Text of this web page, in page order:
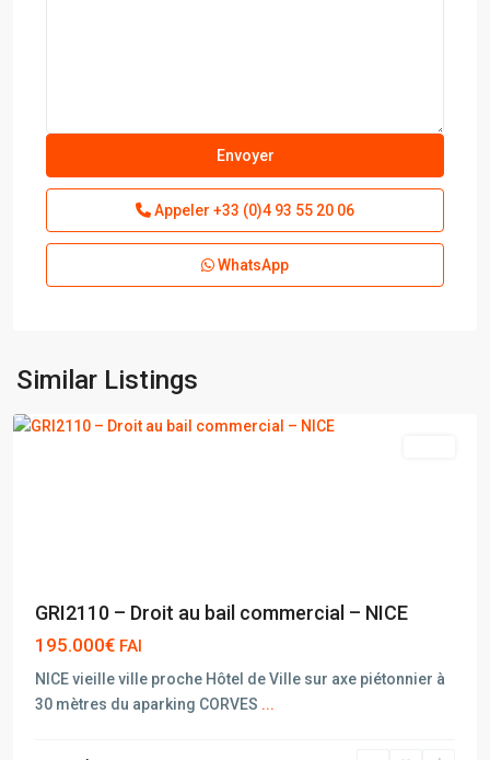
Appeler +33 (0)4 93 55 20 06
WhatsApp
Similar Listings
NICE
GRI2110 – Droit au bail commercial – NICE
195.000€ FAI
NICE vieille ville proche Hôtel de Ville sur axe piétonnier à
30 mètres du aparking CORVES ...